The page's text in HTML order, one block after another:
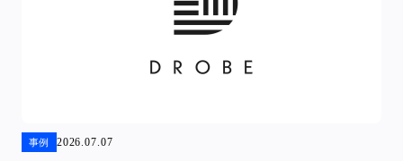
事例 2026.07.07